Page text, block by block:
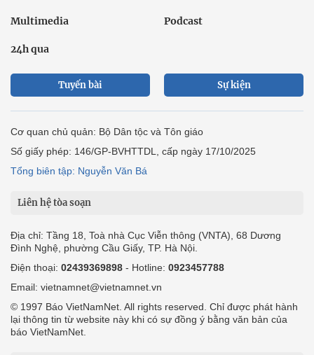
Multimedia Podcast
24h qua
Tuyến bài Sự kiện
Cơ quan chủ quản: Bộ Dân tộc và Tôn giáo
Số giấy phép: 146/GP-BVHTTDL, cấp ngày 17/10/2025
Tổng biên tập: Nguyễn Văn Bá
Liên hệ tòa soạn
Địa chỉ: Tầng 18, Toà nhà Cục Viễn thông (VNTA), 68 Dương
Đình Nghệ, phường Cầu Giấy, TP. Hà Nội.
Điện thoại: 02439369898 - Hotline: 0923457788
Email: vietnamnet@vietnamnet.vn
© 1997 Báo VietNamNet. All rights reserved. Chỉ được phát hành
lại thông tin từ website này khi có sự đồng ý bằng văn bản của
báo VietNamNet.